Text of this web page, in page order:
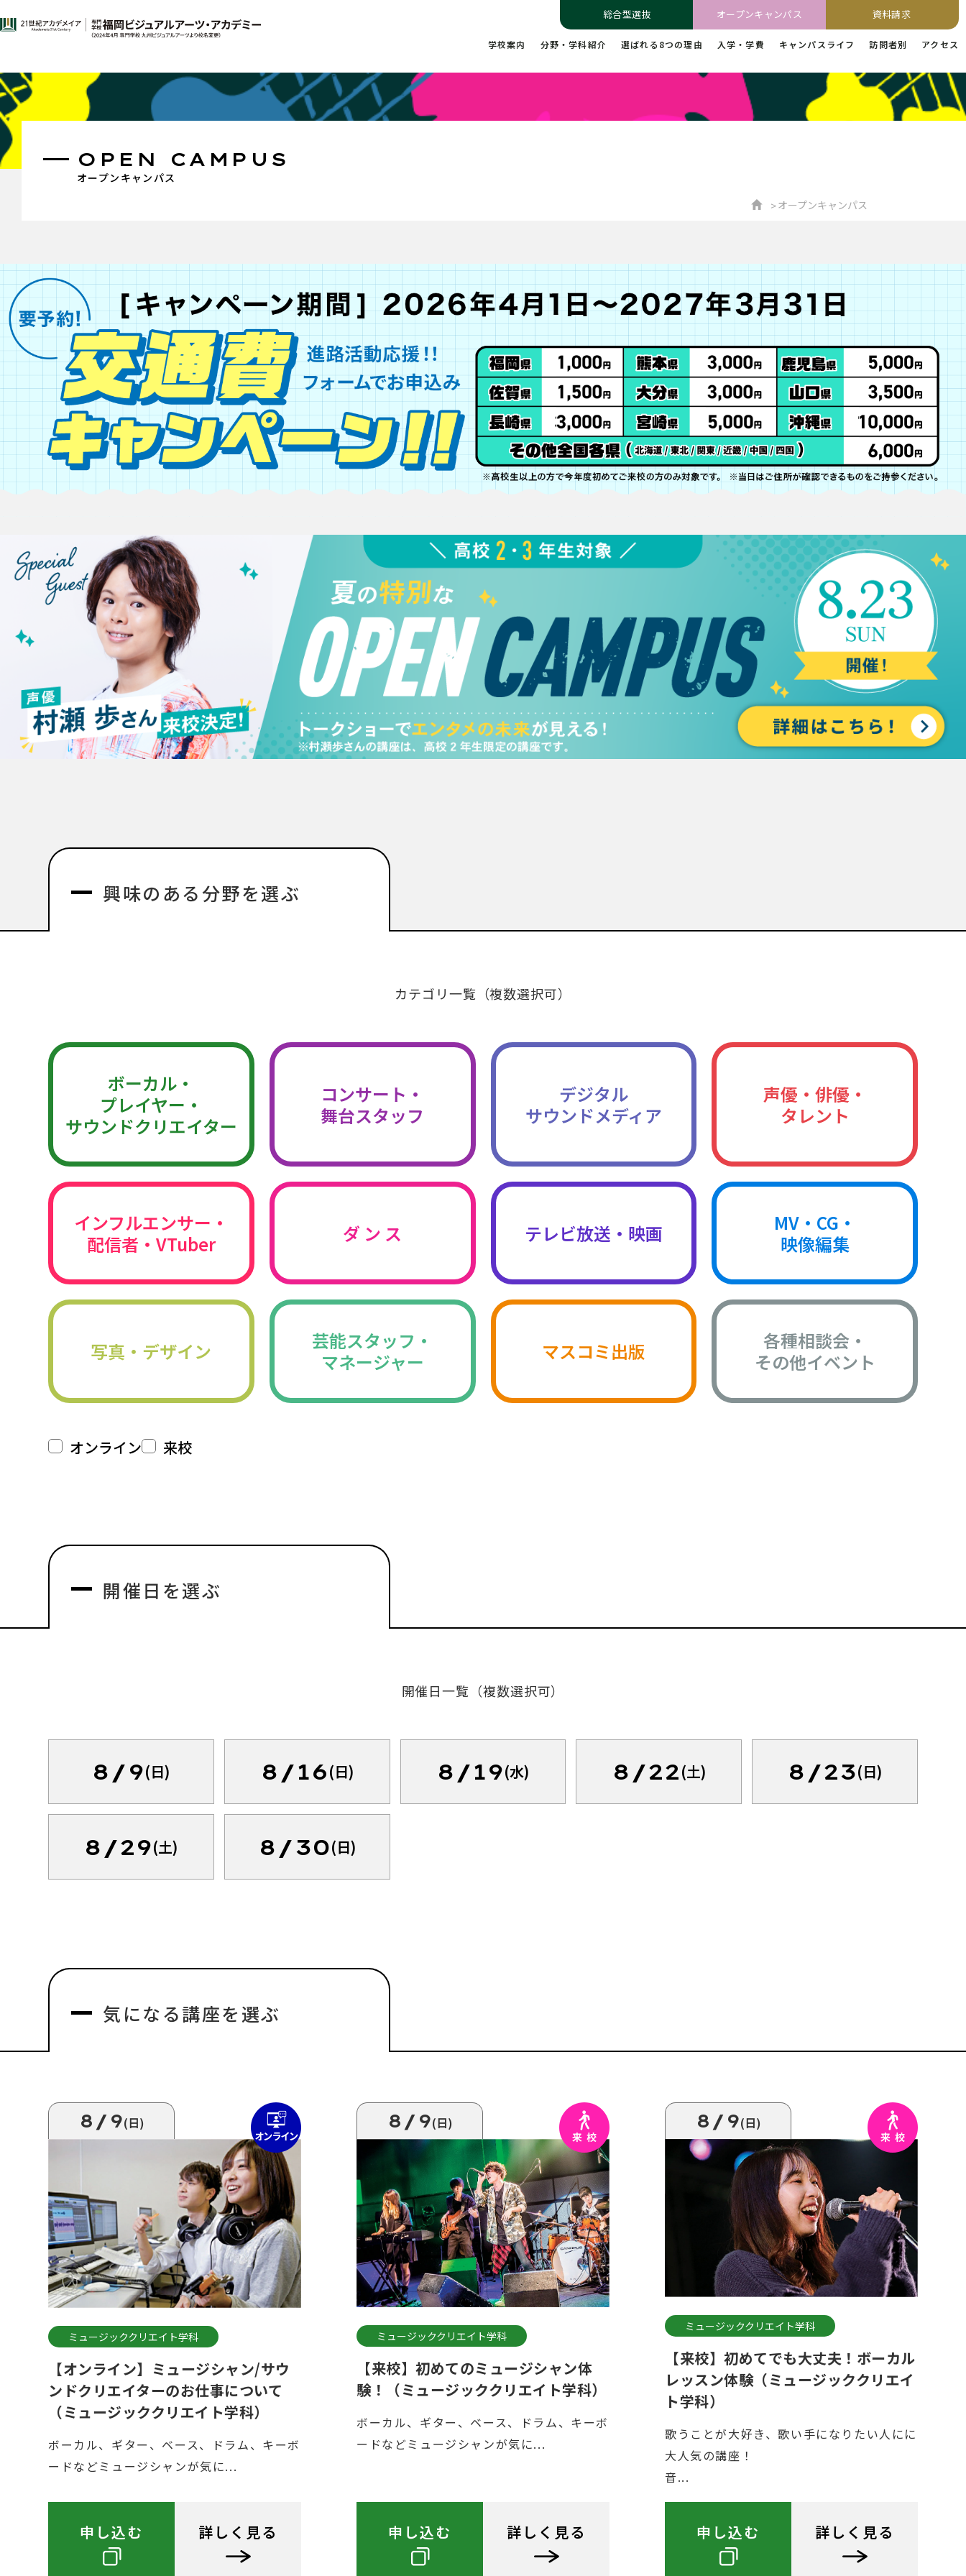
総合型選抜 オープンキャンパス 資料請求
学校案内 分野・学科紹介 選ばれる8つの理由 入学・学費 キャンパスライフ 訪問者別 アクセス
オープンキャンパス
OPEN CAMPUS
オープンキャンパス
興味のある分野を選ぶ
カテゴリ一覧（複数選択可）
ボーカル・
プレイヤー・
サウンドクリエイター
コンサート・
舞台スタッフ
デジタル
サウンドメディア
声優・俳優・
タレント
インフルエンサー・
配信者・VTuber
ダ ン ス テレビ放送・映画
MV・CG・
映像編集
写真・デザイン
芸能スタッフ・
マネージャー
マスコミ出版
各種相談会・
その他イベント
オンライン 来校
開催日を選ぶ
開催日一覧（複数選択可）
8/9(日) 8/16(日) 8/19(水) 8/22(土) 8/23(日)
8/29(土) 8/30(日)
気になる講座を選ぶ
8/9(日)
ミュージッククリエイト学科
【オンライン】ミュージシャン/サウ
ンドクリエイターのお仕事について
（ミュージッククリエイト学科）
ボーカル、ギター、ベース、ドラム、キーボ
ードなどミュージシャンが気に...
申し込む 詳しく見る
8/9(日)
ミュージッククリエイト学科
【来校】初めてのミュージシャン体
験！（ミュージッククリエイト学科）
ボーカル、ギター、ベース、ドラム、キーボ
ードなどミュージシャンが気に...
申し込む 詳しく見る
8/9(日)
ミュージッククリエイト学科
【来校】初めてでも大丈夫！ボーカル
レッスン体験（ミュージッククリエイ
ト学科）
歌うことが大好き、歌い手になりたい人にに
大人気の講座！
音...
申し込む 詳しく見る